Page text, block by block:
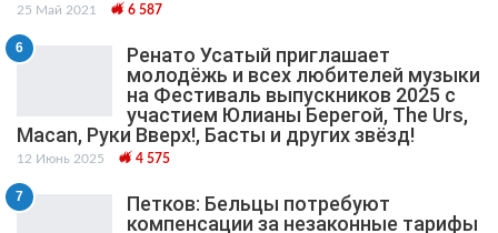
25 Май 2021 6 587
6
Ренато Усатый приглашает
молодёжь и всех любителей музыки
на Фестиваль выпускников 2025 с
участием Юлианы Берегой, The Urs,
Macan, Руки Вверх!, Басты и других звёзд!
12 Июнь 2025 4 575
7
Петков: Бельцы потребуют
компенсации за незаконные тарифы